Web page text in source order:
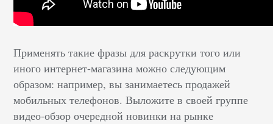
Применять такие фразы для раскрутки того или
иного интернет-магазина можно следующим
образом: например, вы занимаетесь продажей
мобильных телефонов. Выложите в своей группе
видео-обзор очередной новинки на рынке